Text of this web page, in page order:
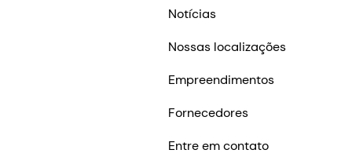
Notícias
Nossas localizações
Empreendimentos
Fornecedores
Entre em contato